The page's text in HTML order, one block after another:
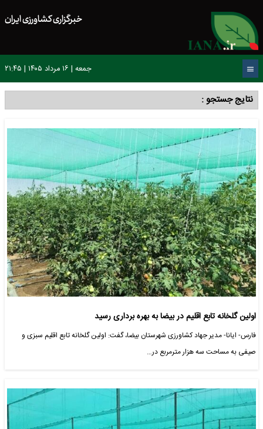
خبرگزاری کشاورزی ایران
جمعه | ۱۶ مرداد ۱۴۰۵ | ۲۱:۴۵
نتایج جستجو :
اولین گلخانه تابع اقلیم در بیضا به بهره برداری رسید
فارس- ایانا- مدیر جهاد کشاورزی شهرستان بیضا، گفت: اولین گلخانه تابع اقلیم سبزی و
صیفی به مساحت سه هزار مترمربع در…